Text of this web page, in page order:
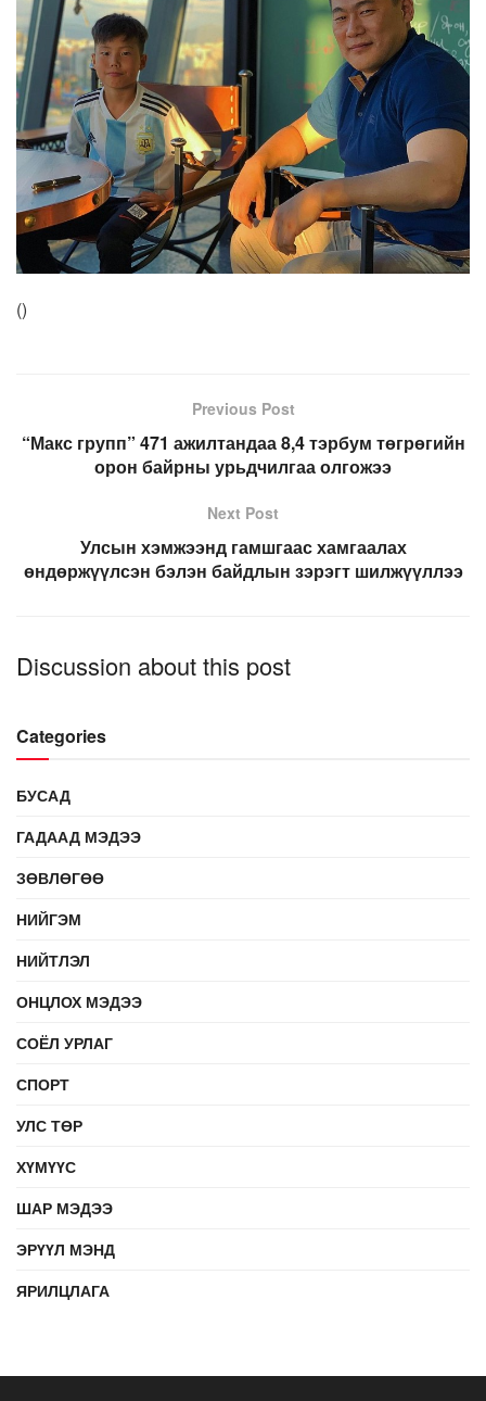
()
Previous Post
“Макс групп” 471 ажилтандаа 8,4 тэрбум төгрөгийн
орон байрны урьдчилгаа олгожээ
Next Post
Улсын хэмжээнд гамшгаас хамгаалах
өндөржүүлсэн бэлэн байдлын зэрэгт шилжүүллээ
Discussion about this post
Categories
БУСАД
ГАДААД МЭДЭЭ
ЗӨВЛӨГӨӨ
НИЙГЭМ
НИЙТЛЭЛ
ОНЦЛОХ МЭДЭЭ
СОЁЛ УРЛАГ
СПОРТ
УЛС ТӨР
ХҮМҮҮС
ШАР МЭДЭЭ
ЭРҮҮЛ МЭНД
ЯРИЛЦЛАГА